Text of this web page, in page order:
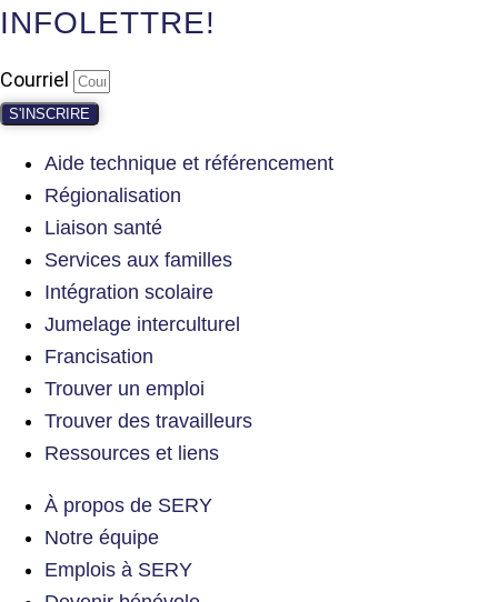
INFOLETTRE!
Courriel
S'INSCRIRE
Aide technique et référencement
Régionalisation
Liaison santé
Services aux familles
Intégration scolaire
Jumelage interculturel
Francisation
Trouver un emploi
Trouver des travailleurs
Ressources et liens
À propos de SERY
Notre équipe
Emplois à SERY